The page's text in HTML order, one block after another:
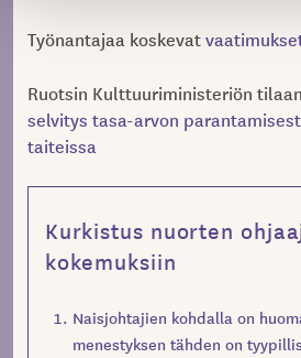
Työnantajaa koskevat
Ruotsin Kulttuuriministeriön
selvitys tasa-arvon
taiteissa
Kurkistus nuorten
kokemuksiin
Naisjohtajien kohdalla on
menestyksen tähden on